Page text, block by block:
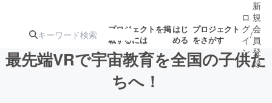
プロジェクトを掲
載するには
はじ
める
プロジェクト
をさがす
ロ
グ
イ
ン
/
新
規
会
員
登
録
最先端VRで宇宙教育を全国の子供た
ちへ！